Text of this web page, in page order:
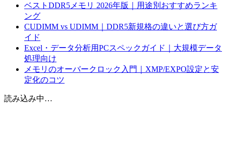
ベストDDR5メモリ 2026年版｜用途別おすすめランキ
ング
CUDIMM vs UDIMM｜DDR5新規格の違いと選び方ガ
イド
Excel・データ分析用PCスペックガイド｜大規模データ
処理向け
メモリのオーバークロック入門｜XMP/EXPO設定と安
定化のコツ
読み込み中…